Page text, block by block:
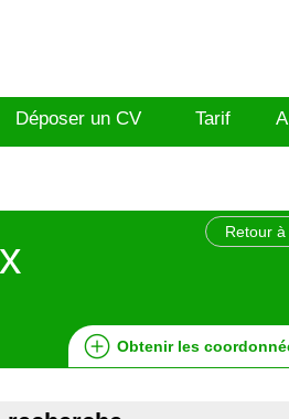
Déposer un CV Tarif
Retour
Obtenir les